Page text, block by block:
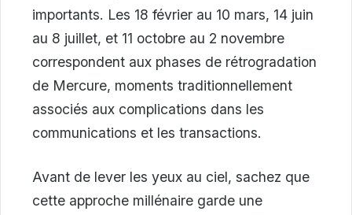
importants. Les 18 février au 10 mars, 14 juin
au 8 juillet, et 11 octobre au 2 novembre
correspondent aux phases de rétrogradation
de Mercure, moments traditionnellement
associés aux complications dans les
communications et les transactions.
Avant de lever les yeux au ciel, sachez que
cette approche millénaire garde une